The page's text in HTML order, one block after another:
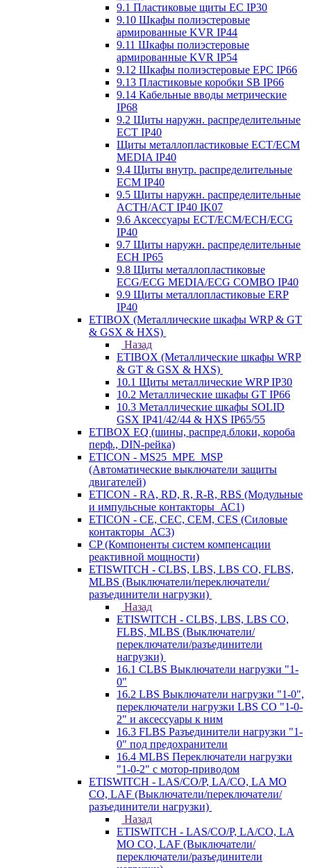
9.1 Пластиковые щиты EC IP30
9.10 Шкафы полиэстеровые
армированные KVR IP44
9.11 Шкафы полиэстеровые
армированные KVR IP54
9.12 Шкафы полиэстеровые EPC IP66
9.13 Пластиковые коробки SB IP66
9.14 Кабельные вводы метрические
IP68
9.2 Щиты наружн. распределительные
ECT IP40
Щиты металлопластиковые ECT/ECM
MEDIA IP40
9.4 Щиты внутр. распределительные
ECМ IP40
9.5 Щиты наружн. распределительные
ACTH/ACT IP40 IK07
9.6 Аксессуары ECT/ECM/ECH/ECG
IP40
9.7 Щиты наружн. распределительные
ECH IP65
9.8 Щиты металлопластиковые
ECG/ECG MEDIA/ECG COMBO IP40
9.9 Щиты металлопластиковые ERP
IP40
ETIBOX (Металлические шкафы WRP & GT
& GSX & HXS)
Назад
ETIBOX (Металлические шкафы WRP
& GT & GSX & HXS)
10.1 Щиты металлические WRP IP30
10.2 Металлические шкафы GT IP66
10.3 Металлические шкафы SOLID
GSX IP41/42/44 & HXS IP65/55
ETIBOX EQ (шины, распред.блоки, короба
перф., DIN-рейка)
ETICON - MS25_MPE_MSP
(Автоматические выключатели защиты
двигателей)
ETICON - RA, RD, R, R-R, RBS (Модульные
и импульсные контакторы_АС1)
ETICON - CE, CEC, CEM, CES (Силовые
контакторы_АС3)
CP (Компоненты систем компенсации
реактивной мощности)
ETISWITCH - CLBS, LBS, LBS CO, FLBS,
MLBS (Выключатели/переключатели/
разъединители нагрузки)
Назад
ETISWITCH - CLBS, LBS, LBS CO,
FLBS, MLBS (Выключатели/
переключатели/разъединители
нагрузки)
16.1 CLBS Выключатели нагрузки "1-
0"
16.2 LBS Выключатели нагрузки "1-0",
переключатели нагрузки LBS CO "1-0-
2" и аксессуары к ним
16.3 FLBS Разъединители нагрузки "1-
0" под предохранители
16.4 MLBS Переключатели нагрузки
"1-0-2" с мотор-приводом
ETISWITCH - LAS/CO/P, LA/CO, LA MO
CO, LAF (Выключатели/переключатели/
разъединители нагрузки)
Назад
ETISWITCH - LAS/CO/P, LA/CO, LA
MO CO, LAF (Выключатели/
переключатели/разъединители